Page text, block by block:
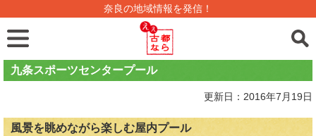
奈良の地域情報を発信！
九条スポーツセンタープール
更新日：2016年7月19日
風景を眺めながら楽しむ屋内プール